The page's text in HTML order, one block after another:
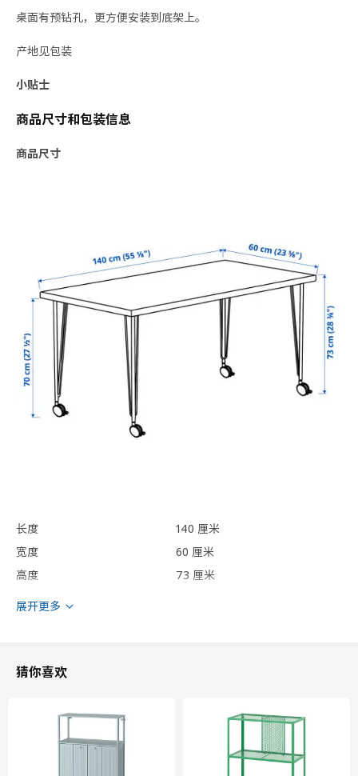
桌面有预钻孔，更方便安装到底架上。
产地见包装
小贴士
商品尺寸和包装信息
商品尺寸
长度
140 厘米
宽度
60 厘米
高度
73 厘米
包装信息
LAGKAPTEN 拉格开普
104.608.12
展开更多
猜你喜欢